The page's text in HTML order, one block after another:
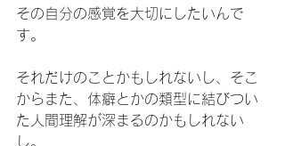
その自分の感覚を大切にしたいんで
す。
それだけのことかもしれないし、そこ
からまた、体癖とかの類型に結びつい
た人間理解が深まるのかもしれない
し。